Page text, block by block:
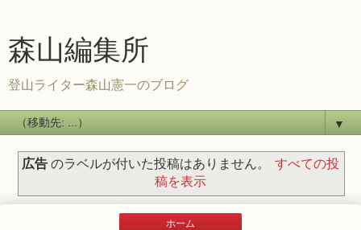
森山編集所
登山ライター森山憲一のブログ
▼
広告のラベルが付いた投稿はありません。
すべての投
稿を表示
ホーム